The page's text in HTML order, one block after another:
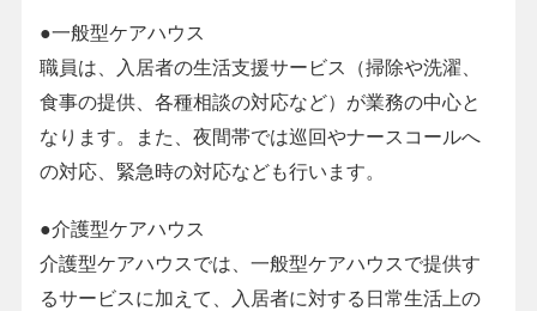
●一般型ケアハウス
職員は、入居者の生活支援サービス（掃除や洗濯、
食事の提供、各種相談の対応など）が業務の中心と
なります。また、夜間帯では巡回やナースコールへ
の対応、緊急時の対応なども行います。
●介護型ケアハウス
介護型ケアハウスでは、一般型ケアハウスで提供す
るサービスに加えて、入居者に対する日常生活上の